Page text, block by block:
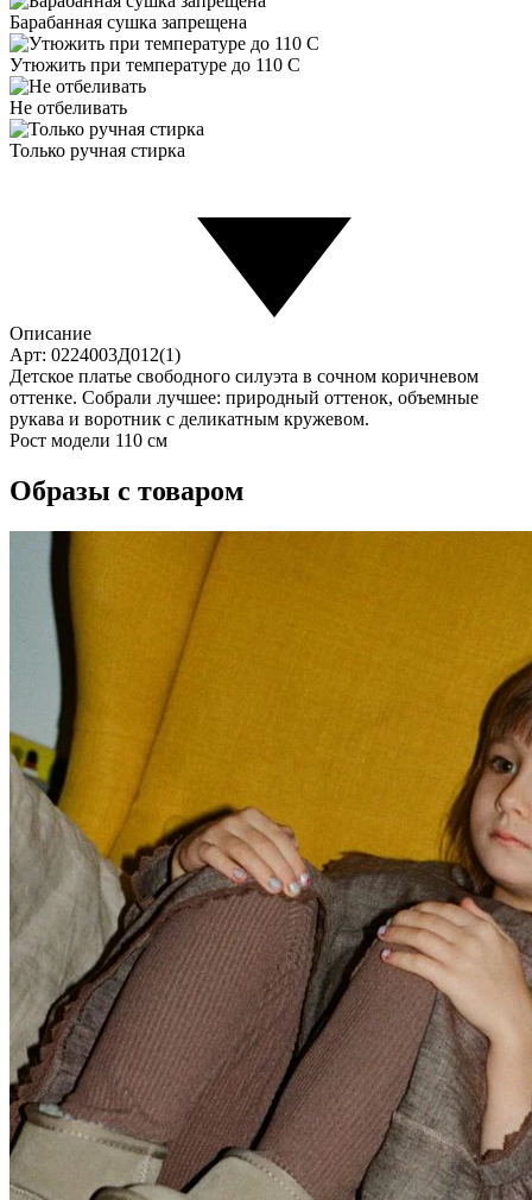
Барабанная сушка запрещена
Утюжить при температуре до 110 С
Не отбеливать
Только ручная стирка
Описание
Арт: 0224003Д012(1)
Детское платье свободного силуэта в сочном коричневом
оттенке. Собрали лучшее: природный оттенок, объемные
рукава и воротник с деликатным кружевом.
Рост модели 110 см
Образы с товаром